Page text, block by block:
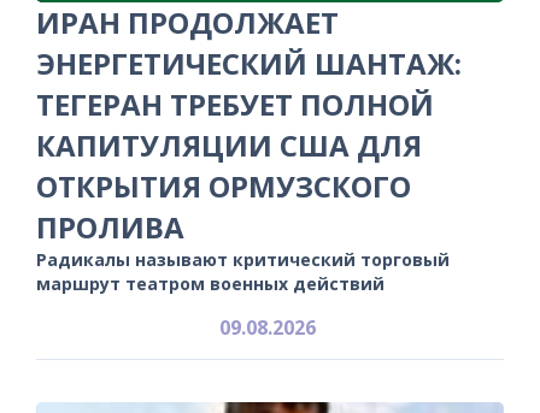
ИРАН ПРОДОЛЖАЕТ
ЭНЕРГЕТИЧЕСКИЙ ШАНТАЖ:
ТЕГЕРАН ТРЕБУЕТ ПОЛНОЙ
КАПИТУЛЯЦИИ США ДЛЯ
ОТКРЫТИЯ ОРМУЗСКОГО
ПРОЛИВА
Радикалы называют критический торговый
маршрут театром военных действий
09.08.2026